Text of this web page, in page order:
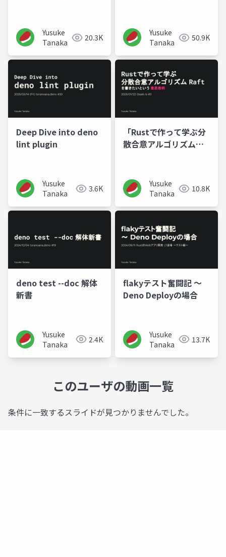
Yusuke
Tanaka
20.3K
Yusuke
Tanaka
50.9K
Deep Dive into deno
lint plugin
Yusuke
Tanaka
3.6K
「Rustで作って学ぶ分
散合意アルゴリズム
Yusuke
Tanaka
10.8K
deno test --doc 解体
新書
Yusuke
Tanaka
2.4K
flakyテスト奮闘記 〜
Deno Deployの場合
Yusuke
Tanaka
13.7K
このユーザの動画一覧
条件に一致するスライドが見つかりませんでした。